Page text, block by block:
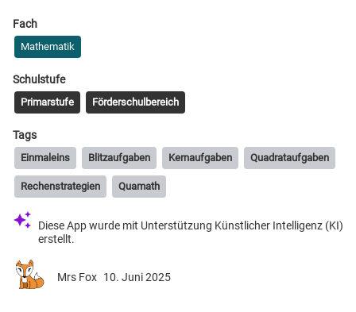
Fach
Mathematik
Schulstufe
Primarstufe Förderschulbereich
Tags
Einmaleins Blitzaufgaben Kernaufgaben Quadrataufgaben
Rechenstrategien Quamath
Diese App wurde mit Unterstützung Künstlicher Intelligenz (KI)
erstellt.
Mrs Fox 10. Juni 2025